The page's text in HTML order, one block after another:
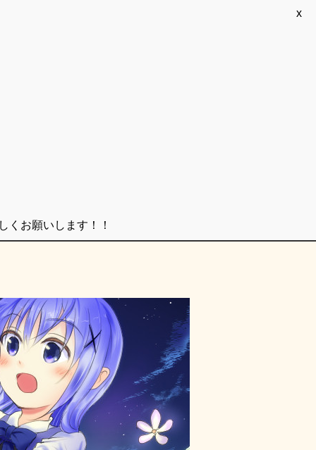
x
くお願いします！！